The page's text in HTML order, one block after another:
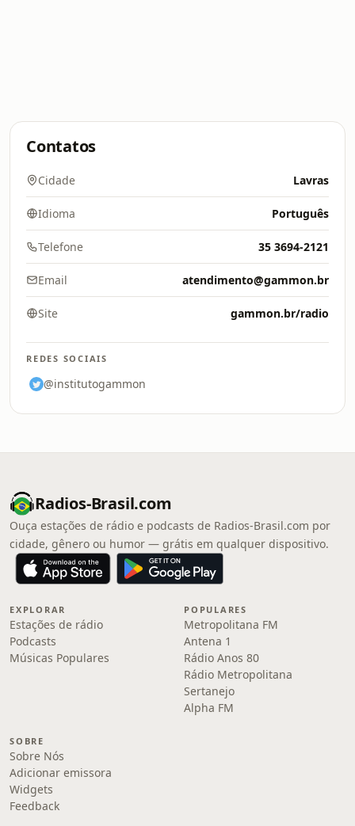
Contatos
Cidade Lavras
Idioma Português
Telefone 35 3694-2121
Email atendimento@gammon.br
Site gammon.br/radio
REDES SOCIAIS
@institutogammon
Radios-Brasil.com
Ouça estações de rádio e podcasts de Radios-Brasil.com por
cidade, gênero ou humor — grátis em qualquer dispositivo.
EXPLORAR
Estações de rádio
Podcasts
Músicas Populares
POPULARES
Metropolitana FM
Antena 1
Rádio Anos 80
Rádio Metropolitana
Sertanejo
Alpha FM
SOBRE
Sobre Nós
Adicionar emissora
Widgets
Feedback